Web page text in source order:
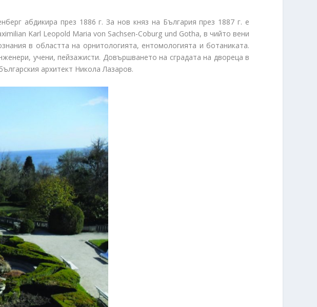
абдикира през 1886 г. За нов княз на България през 1887 г. е
Karl Leopold Maria von Sachsen-Coburg und Gotha, в чийто вени
в областта на орнитологията, ентомологията и ботаниката.
учени, пейзажисти. Довършването на сградата на двореца в
архитект Никола Лазаров.